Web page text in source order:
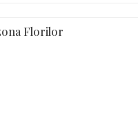
Florilor